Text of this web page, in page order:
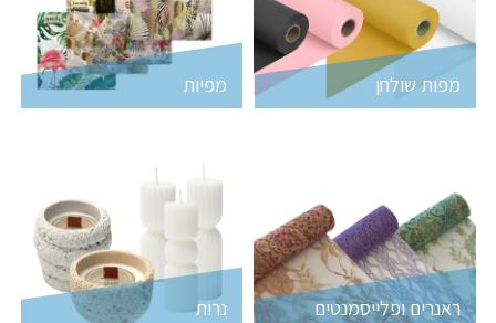
מפות שולחן מפיות
ראנרים ופלייסמנטים נרות